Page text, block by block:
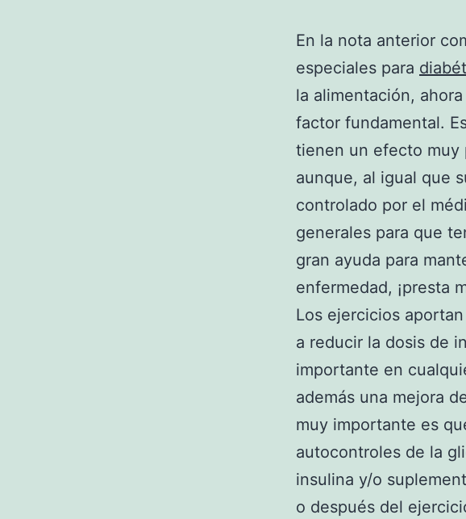
En la nota anterior
especiales para
la alimentación,
factor fundamental.
tienen un efecto muy
aunque, al igual que
controlado por el
generales para que
gran ayuda para
enfermedad, ¡presta
Los ejercicios
a reducir la dosis de
importante en
además una mejora
muy importante es
autocontroles de la
insulina y/o
o después del